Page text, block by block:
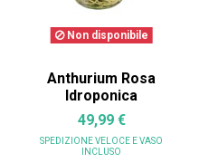
Non disponibile
Anthurium Rosa
Idroponica
49,99 €
SPEDIZIONE VELOCE E VASO
INCLUSO